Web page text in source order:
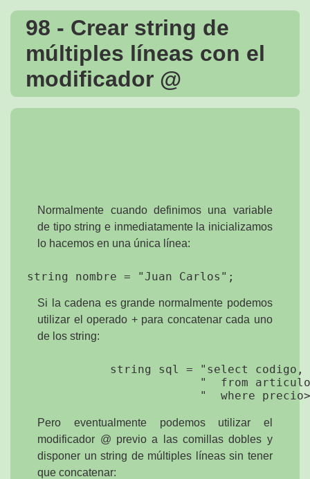
98 - Crear string de
múltiples líneas con el
modificador @
Normalmente cuando definimos una variable
de tipo string e inmediatamente la inicializamos
lo hacemos en una única línea:
Si la cadena es grande normalmente podemos
utilizar el operado + para concatenar cada uno
de los string:
string sql = "select codigo,
"  from
Pero eventualmente podemos utilizar el
modificador @ previo a las comillas dobles y
disponer un string de múltiples líneas sin tener
que concatenar: